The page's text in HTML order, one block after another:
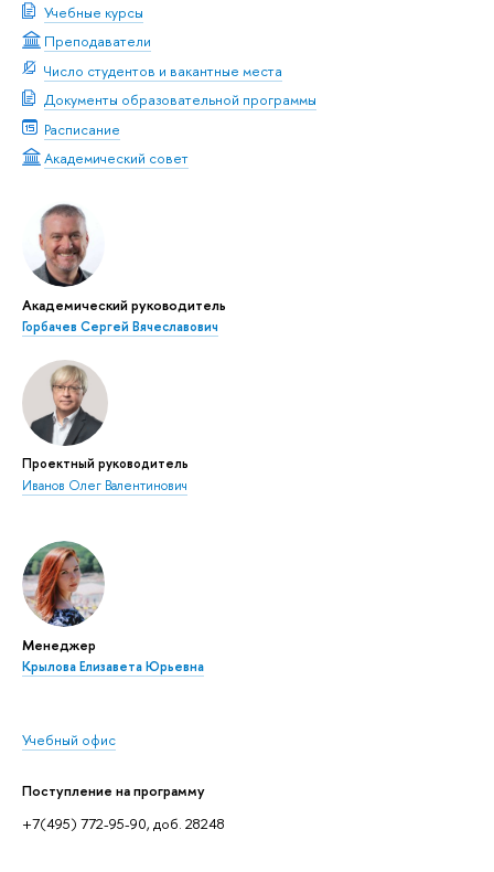
Учебные курсы
Преподаватели
Число студентов и вакантные места
Документы образовательной программы
Расписание
Академический совет
Академический руководитель
Горбачев Сергей Вячеславович
Проектный руководитель
Иванов Олег Валентинович
Менеджер
Крылова Елизавета Юрьевна
Учебный офис
Поступление на программу
+7(495) 772-95-90, доб. 28248